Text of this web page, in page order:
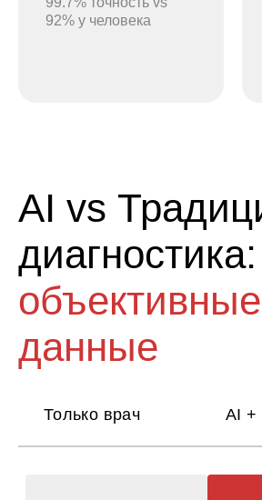
92% у человека
AI vs
диагностика:
объективные
данные
Только врач AI +